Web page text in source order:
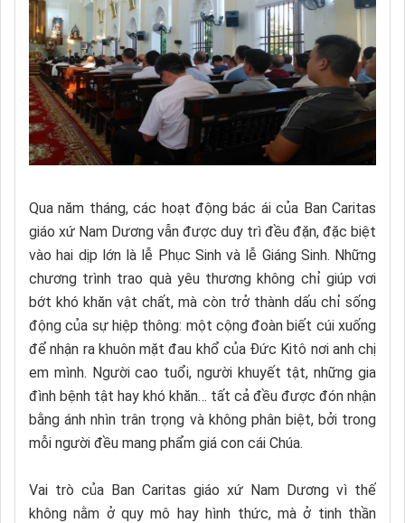
Qua năm tháng, các hoạt động bác ái của Ban Caritas
giáo xứ Nam Dương vẫn được duy trì đều đặn, đặc biệt
vào hai dịp lớn là lễ Phục Sinh và lễ Giáng Sinh. Những
chương trình trao quà yêu thương không chỉ giúp vơi
bớt khó khăn vật chất, mà còn trở thành dấu chỉ sống
động của sự hiệp thông: một cộng đoàn biết cúi xuống
để nhận ra khuôn mặt đau khổ của Đức Kitô nơi anh chị
em mình. Người cao tuổi, người khuyết tật, những gia
đình bệnh tật hay khó khăn… tất cả đều được đón nhận
bằng ánh nhìn trân trọng và không phân biệt, bởi trong
mỗi người đều mang phẩm giá con cái Chúa.
Vai trò của Ban Caritas giáo xứ Nam Dương vì thế
không nằm ở quy mô hay hình thức, mà ở tinh thần